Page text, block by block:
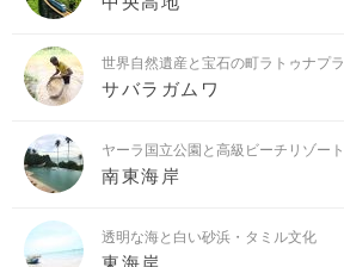
世界自然遺産と宝石の町ラトゥナプラ
サバラガムワ
ヤーラ国立公園と高級ビーチリゾート
南東海岸
透明な海と白い砂浜・タミル文化
東海岸